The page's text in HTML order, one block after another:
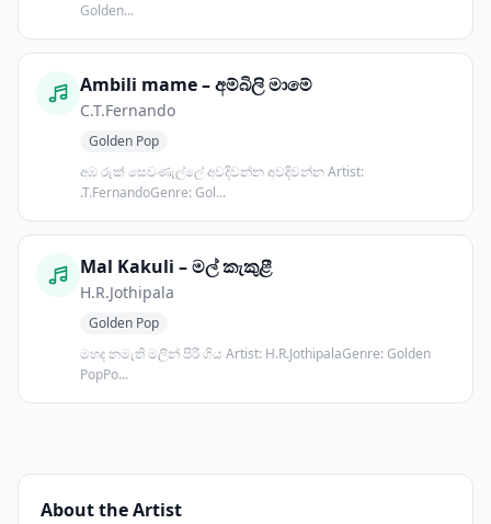
Golden...
Ambili mame – අම්බිලි මාමේ
C.T.Fernando
Golden Pop
අඹ රුක් සෙවණැල්ලේ අවදිවන්න අවදිවන්න Artist:
.T.FernandoGenre: Gol...
Mal Kakuli – මල් කැකුළී
H.R.Jothipala
Golden Pop
මහද නමැති මලින් පිරී ගිය Artist: H.R.JothipalaGenre: Golden
PopPo...
About the Artist